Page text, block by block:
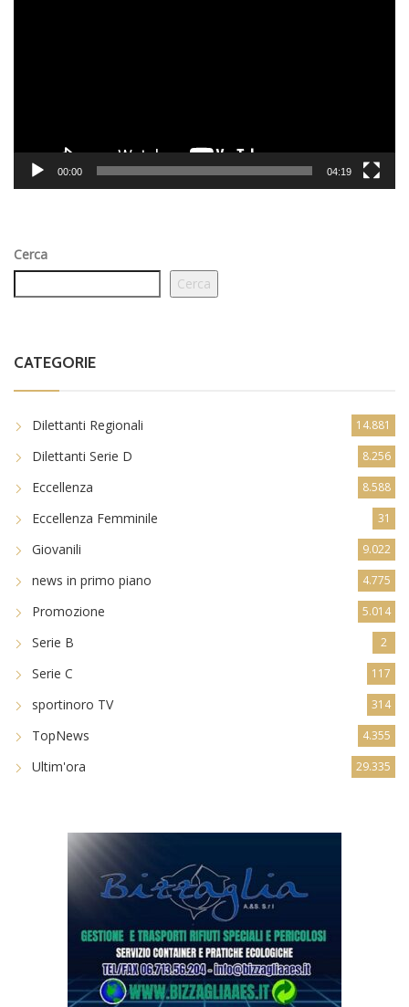
00:00 04:19
Cerca
Cerca
CATEGORIE
Dilettanti Regionali 14.881
Dilettanti Serie D 8.256
Eccellenza 8.588
Eccellenza Femminile 31
Giovanili 9.022
news in primo piano 4.775
Promozione 5.014
Serie B 2
Serie C 117
sportinoro TV 314
TopNews 4.355
Ultim'ora 29.335